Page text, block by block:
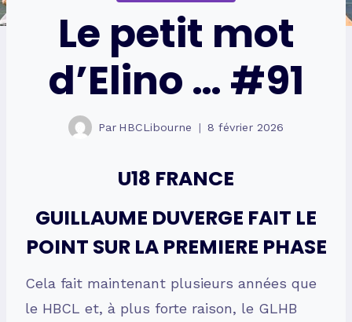
Le petit mot
d’Elino … #91
Par HBCLibourne 8 février 2026
U18 FRANCE
GUILLAUME DUVERGE FAIT LE
POINT SUR LA PREMIERE PHASE
Cela fait maintenant plusieurs années que
le HBCL et, à plus forte raison, le GLHB